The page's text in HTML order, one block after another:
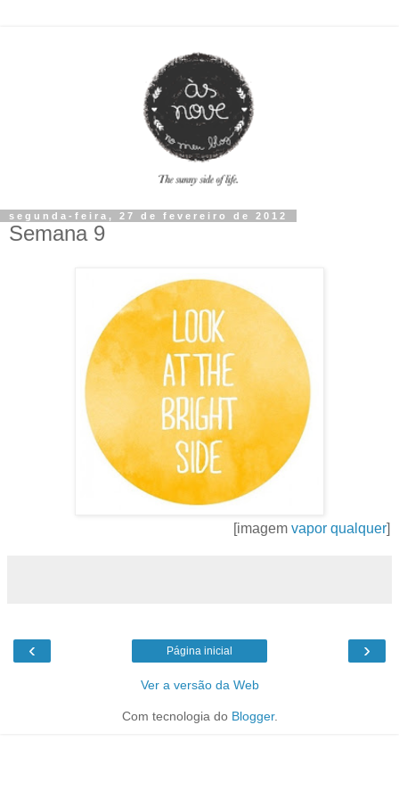
segunda-feira, 27 de fevereiro de 2012
Semana 9
[imagem vapor qualquer]
‹ ›
Página inicial
Ver a versão da Web
Com tecnologia do Blogger.